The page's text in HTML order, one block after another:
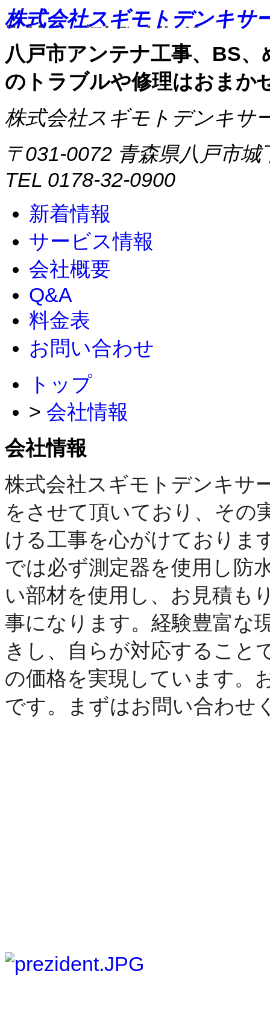
株式会社スギモトデンキサ
八戸市アンテナ工事、BS
のトラブルや修理はおまか
株式会社スギモトデンキサ
〒031-0072 青森県八戸市
TEL 0178-32-0900
新着情報
サービス情報
会社概要
Q&A
料金表
お問い合わせ
トップ
> 会社情報
会社情報
株式会社スギモトデンキサ
をさせて頂いており、 その
ける工事を心がけておりま
では必ず測定器を使用し 防
い部材を使用し、 お見積も
事になります。 経験豊富な
きし、
自らが対応すること
の価格を実現しています。
です。
まずはお問い合わせ